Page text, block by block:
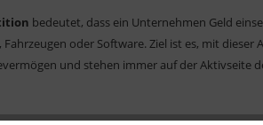
bedeutet, dass ein Unternehmen Geld
Fahrzeugen oder Software. Ziel ist es, mit dieser
und stehen immer auf der Aktivseite